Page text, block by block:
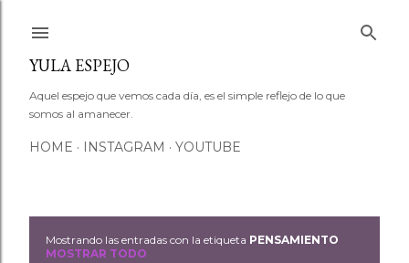
YULA ESPEJO
Aquel espejo que vemos cada día, es el simple reflejo de lo que
somos al amanecer.
HOME INSTAGRAM YOUTUBE
Mostrando las entradas con la etiqueta PENSAMIENTO
MOSTRAR TODO